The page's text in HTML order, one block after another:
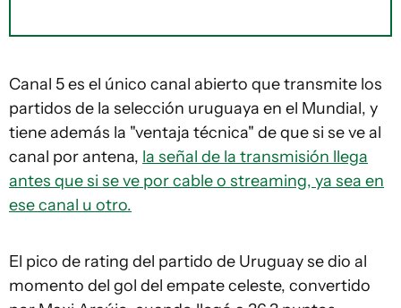
Canal 5 es el único canal abierto que transmite los
partidos de la selección uruguaya en el Mundial, y
tiene además la "ventaja técnica" de que si se ve al
canal por antena, la señal de la transmisión llega
antes que si se ve por cable o streaming, ya sea en
ese canal u otro.
El pico de rating del partido de Uruguay se dio al
momento del gol del empate celeste, convertido